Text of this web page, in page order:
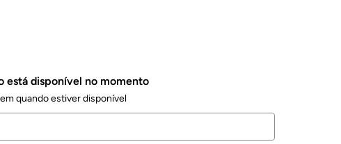
está disponível no momento
quando estiver disponível